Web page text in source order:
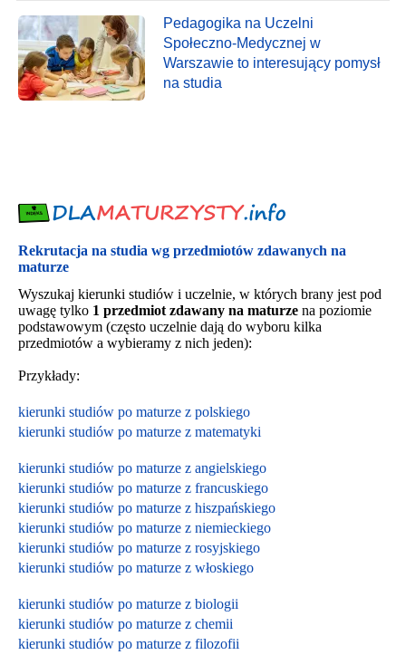
Pedagogika na Uczelni
Społeczno-Medycznej w
Warszawie to interesujący pomysł
na studia
Rekrutacja na studia wg przedmiotów zdawanych na
maturze
Wyszukaj kierunki studiów i uczelnie, w których brany jest pod
uwagę tylko 1 przedmiot zdawany na maturze na poziomie
podstawowym (często uczelnie dają do wyboru kilka
przedmiotów a wybieramy z nich jeden):
Przykłady:
kierunki studiów po maturze z polskiego
kierunki studiów po maturze z matematyki
kierunki studiów po maturze z angielskiego
kierunki studiów po maturze z francuskiego
kierunki studiów po maturze z hiszpańskiego
kierunki studiów po maturze z niemieckiego
kierunki studiów po maturze z rosyjskiego
kierunki studiów po maturze z włoskiego
kierunki studiów po maturze z biologii
kierunki studiów po maturze z chemii
kierunki studiów po maturze z filozofii